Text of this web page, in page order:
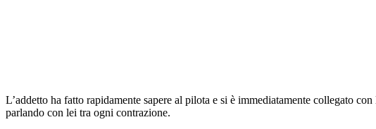
L’addetto ha fatto rapidamente sapere al pilota e si è immediatamente collegato
parlando con lei tra ogni contrazione.